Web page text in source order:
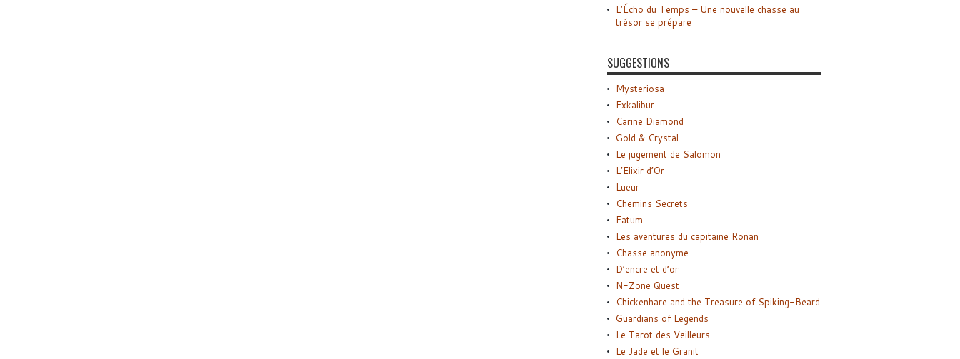
L’Écho du Temps – Une nouvelle chasse au
trésor se prépare
SUGGESTIONS
Mysteriosa
Exkalibur
Carine Diamond
Gold & Crystal
Le jugement de Salomon
L’Elixir d’Or
Lueur
Chemins Secrets
Fatum
Les aventures du capitaine Ronan
Chasse anonyme
D’encre et d’or
N-Zone Quest
Chickenhare and the Treasure of Spiking-Beard
Guardians of Legends
Le Tarot des Veilleurs
Le Jade et le Granit